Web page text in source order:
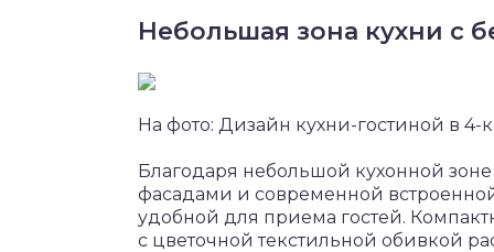
Небольшая зона кухни с
На фото: Дизайн кухни-гостиной в
Благодаря небольшой кухонной
фасадами и современной
удобной для приема гостей.
с цветочной текстильной обивкой